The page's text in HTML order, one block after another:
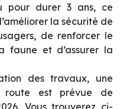
pour durer 3 ans, ce
la sécurité de
de renforcer le
faune et d’assurer la
des travaux, une
est prévue de